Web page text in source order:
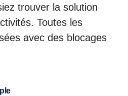
trouver la solution
Toutes les
avec des blocages